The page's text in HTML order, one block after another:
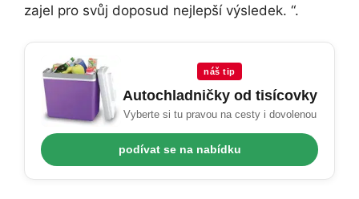
zajel pro svůj doposud nejlepší výsledek. “.
náš tip
Autochladničky od tisícovky
Vyberte si tu pravou na cesty i dovolenou
podívat se na nabídku